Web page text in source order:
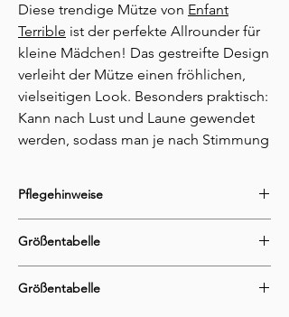
Diese trendige Mütze von Enfant
Terrible ist der perfekte Allrounder für
kleine Mädchen! Das gestreifte Design
verleiht der Mütze einen fröhlichen,
vielseitigen Look. Besonders praktisch:
Kann nach Lust und Laune gewendet
werden, sodass man je nach Stimmung
Jahreszeit. Eine Seite mit Sterndruck,
erika-rost.
Hergestellt aus weicher,
hautfreundlicher
, bietet
Pflegehinweise
nicht für den Trockner geeignet
bis 150 C° bügeln
Größentabelle
Größentabelle